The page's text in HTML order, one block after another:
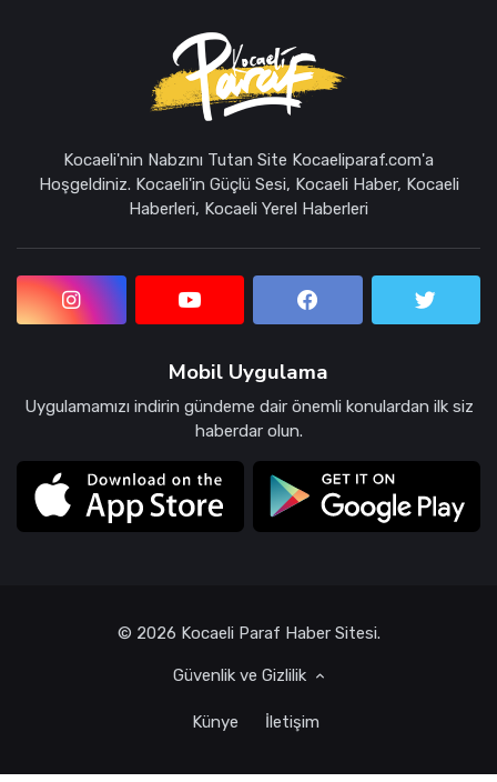
Kocaeli'nin Nabzını Tutan Site Kocaeliparaf.com'a
Hoşgeldiniz. Kocaeli'in Güçlü Sesi, Kocaeli Haber, Kocaeli
Haberleri, Kocaeli Yerel Haberleri
Mobil Uygulama
Uygulamamızı indirin gündeme dair önemli konulardan ilk siz
haberdar olun.
© 2026 Kocaeli Paraf Haber Sitesi.
Güvenlik ve Gizlilik
Künye İletişim